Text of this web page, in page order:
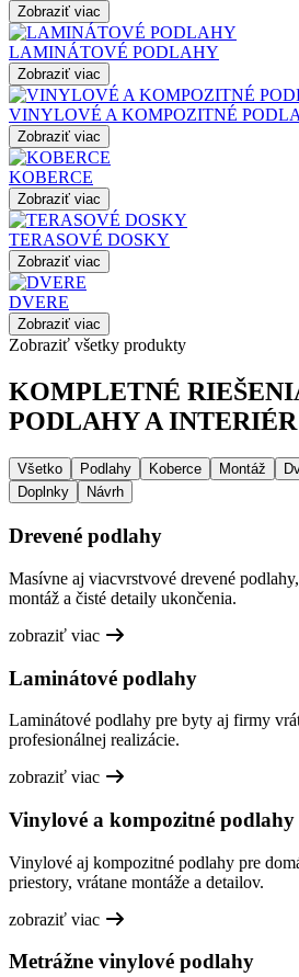
Zobraziť viac
LAMINÁTOVÉ PODLAHY
Zobraziť viac
VINYLOVÉ A KOMPOZITNÉ
Zobraziť viac
KOBERCE
Zobraziť viac
TERASOVÉ DOSKY
Zobraziť viac
DVERE
Zobraziť viac
Zobraziť všetky produkty
KOMPLETNÉ
PODLAHY A INTERIÉR
Všetko Podlahy Koberce Montáž
Doplnky
Návrh
Drevené podlahy
Masívne aj viacvrstvové drevené
montáž a čisté detaily ukončenia.
zobraziť viac
Laminátové podlahy
Laminátové podlahy pre byty aj firmy
profesionálnej realizácie.
zobraziť viac
Vinylové a kompozitné podlahy
Vinylové aj kompozitné podlahy pre
priestory, vrátane montáže a detailov.
zobraziť viac
Metrážne vinylové podlahy